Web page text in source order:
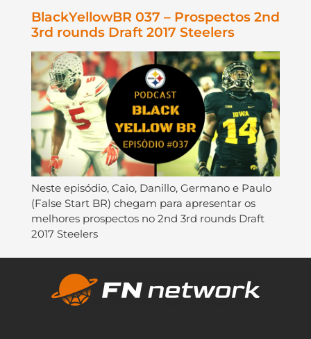
BlackYellowBR 037 – Prospectos 2nd
3rd rounds Draft 2017 Steelers
Neste episódio, Caio, Danillo, Germano e Paulo
(False Start BR) chegam para apresentar os
melhores prospectos no 2nd 3rd rounds Draft
2017 Steelers